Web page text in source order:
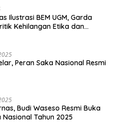
Ilustrasi BEM UGM, Garda
Kehilangan Etika dan
Peran Saka Nasional Resmi
Budi Waseso Resmi Buka
Nasional Tahun 2025